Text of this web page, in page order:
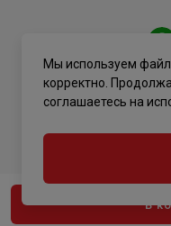
В
Политика
Мы используем
корректно.
соглашаетесь на